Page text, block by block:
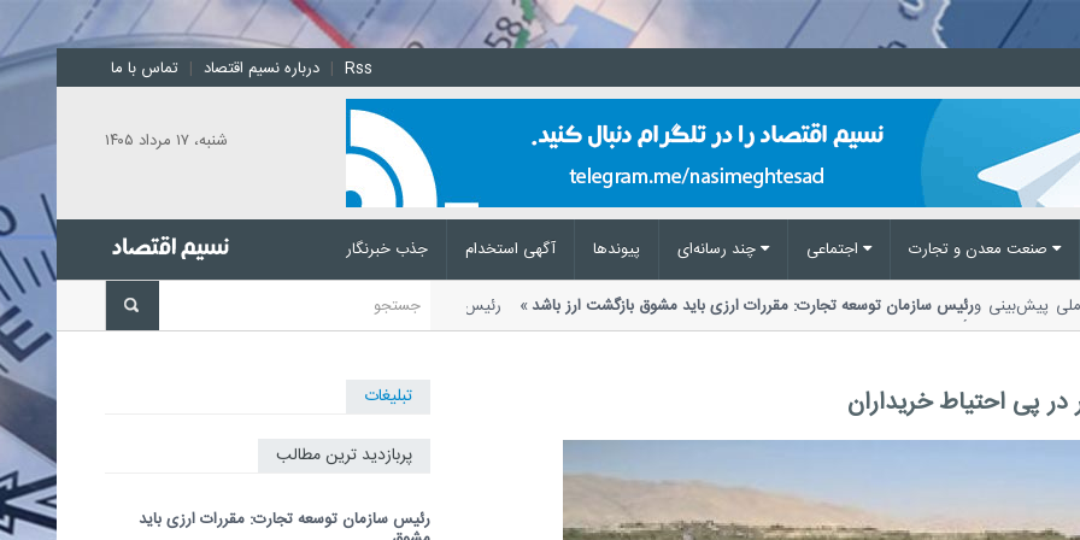
تماس با ما | درباره نسیم اقتصاد | Rss
شنبه، ۱۷ مرداد ۱۴۰۵
جذب خبرنگار آگهی استخدام پیوند‌ها
رئیس سازمان توسعه تجارت: مقررات ارزی باید مشوق بازگشت ارز باشد
رئیس سازمان توسعه تجارت با
تأکید بر ضرورت اصلاح مقررات ارزی،...
ملی پیش‌بینی و
تبلیغات
پربازدید ترین مطالب
رئیس سازمان توسعه تجارت: مقررات ارزی باید